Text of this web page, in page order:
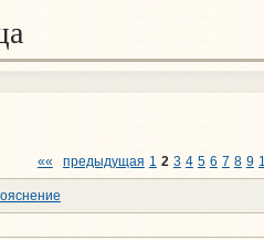
«« предыдущая 1 2 3 4 5 6 7 8 9